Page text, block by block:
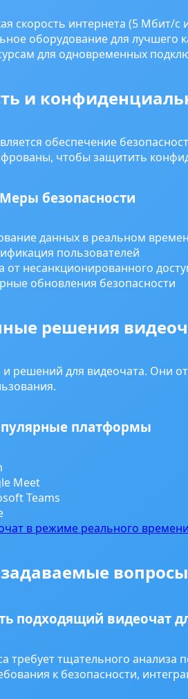
скорость интернета (5 Мбит/с
оборудование для лучшего
для одновременных
и
обеспечение
чтобы защитить
Меры безопасности
данных в реальном
пользователей
от несанкционированного
обновления безопасности
решения
решений для видеочата. Они
платформы
Meet
Teams
в режиме реального времени
вопросы
подходящий видеочат
требует тщательного анализа
к безопасности,